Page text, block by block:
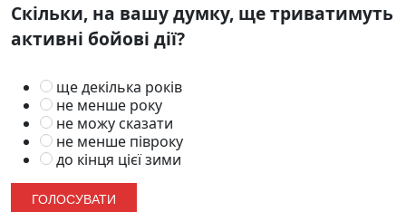
Скільки, на вашу думку, ще триватимуть
активні бойові дії?
ще декілька років
не менше року
не можу сказати
не менше півроку
до кінця цієї зими